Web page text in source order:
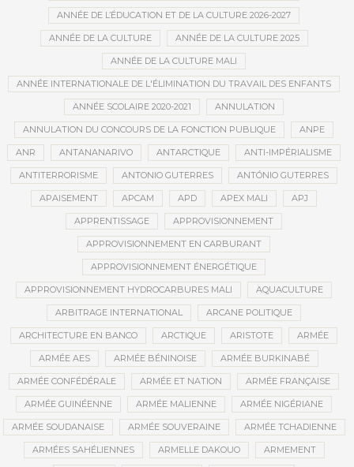
ANNÉE DE L’ÉDUCATION ET DE LA CULTURE 2026-2027
ANNÉE DE LA CULTURE ANNÉE DE LA CULTURE 2025
ANNÉE DE LA CULTURE MALI
ANNÉE INTERNATIONALE DE L'ÉLIMINATION DU TRAVAIL DES ENFANTS
ANNÉE SCOLAIRE 2020-2021 ANNULATION
ANNULATION DU CONCOURS DE LA FONCTION PUBLIQUE ANPE
ANR ANTANANARIVO ANTARCTIQUE ANTI-IMPÉRIALISME
ANTITERRORISME ANTONIO GUTERRES ANTÓNIO GUTERRES
APAISEMENT APCAM APD APEX MALI APJ
APPRENTISSAGE APPROVISIONNEMENT
APPROVISIONNEMENT EN CARBURANT
APPROVISIONNEMENT ÉNERGÉTIQUE
APPROVISIONNEMENT HYDROCARBURES MALI AQUACULTURE
ARBITRAGE INTERNATIONAL ARCANE POLITIQUE
ARCHITECTURE EN BANCO ARCTIQUE ARISTOTE ARMÉE
ARMÉE AES ARMÉE BÉNINOISE ARMÉE BURKINABÉ
ARMÉE CONFÉDÉRALE ARMÉE ET NATION ARMÉE FRANÇAISE
ARMÉE GUINÉENNE ARMÉE MALIENNE ARMÉE NIGÉRIANE
ARMÉE SOUDANAISE ARMÉE SOUVERAINE ARMÉE TCHADIENNE
ARMÉES SAHÉLIENNES ARMELLE DAKOUO ARMEMENT